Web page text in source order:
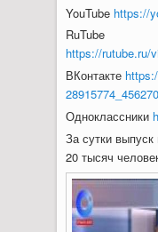
YouTube https://
RuTube
https://rutube.ru/
ВКонтакте
Одноклассники
За сутки
20 тысяч